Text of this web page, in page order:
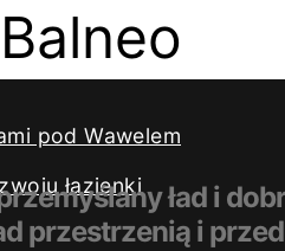
pod Wawelem
łazienki ład i
przestrzenią i